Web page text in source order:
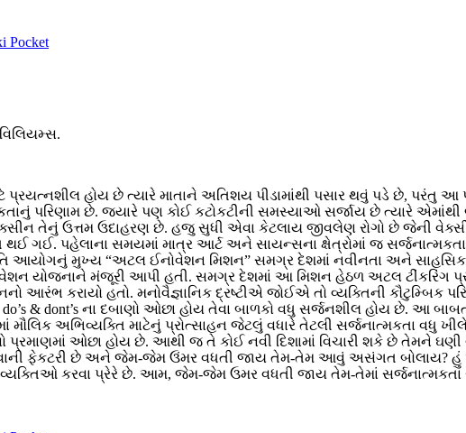
Pocket
પ્રયત્નશીલ હોય છે ત્યારે માતાને અતિશય પીડામાંથી પસાર થવું પડે છે, પરંતુ
પરિણામ છે. જયારે પણ કોઈ કટોકટીની સમસ્યાઓ સર્જાય છે ત્યારે
તેનું ઉત્તમ ઉદાહરણ છે. હજુ સુધી એવા કેટલાય જીવલેણ રોગો છે જેની
થઈ ગઈ. પહેલાના સમયમાં માત્ર આર્ટ અને સાયન્સના ક્ષેત્રોમાં જ
આયોગનું મુખ્ય “અટલ ઈનોવેશન મિશન” સમગ્ર દેશમાં નવીનતા અને
યોજનાને મંજૂરી આપી હતી. સમગ્ર દેશમાં આ મિશન હેઠળ અટલ ટીંકરિંગ
આરંભ કરાયો હતો. મનોવૈજ્ઞાનિક દ્રષ્ટીએ જોઈએ તો વ્યક્તિની કૌટુમ્બિક
do’s & dont’s ના દબાણો ઓછા હોય તેવા બાળકો વધુ સર્જનશીલ હોય છે. આ
અભિવ્યક્તિ માટેનું પ્રોત્સાહન જેટલું વધારે તેટલી સર્જનાત્મકતા વધુ
ઓછા હોય છે. આથી જ તે કોઈ નવી દિશામાં વિચારી શકે છે તેમને
ફેકટરી છે અને જેમ-જેમ ઉંમર વધતી જાય તેમ-તેમ આવું અસંગત બોલાય? હું
કરવા પ્રેરે છે. આમ, જેમ-જેમ ઉમર વધતી જાય તેમ-તેમાં સર્જનાત્મકતા